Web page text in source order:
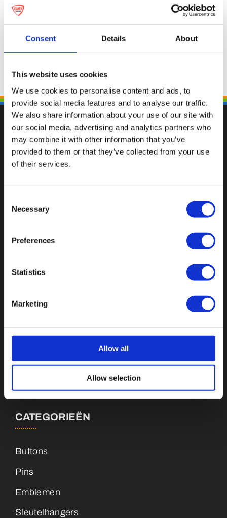
Consent Details About
This website uses cookies
We use cookies to personalise content and ads, to
provide social media features and to analyse our traffic.
We also share information about your use of our site with
our social media, advertising and analytics partners who
may combine it with other information that you’ve
provided to them or that they’ve collected from your use
of their services.
Selection
Necessary
Preferences
Statistics
Marketing
Allow all
Allow selection
Val op met een unieke
Botnische Golf 9a, 3446CN Woerden
info@vianenonline.nl
+31 (0)34 8407 089
CATEGORIEËN
Buttons
Pins
Emblemen
Sleutelhangers